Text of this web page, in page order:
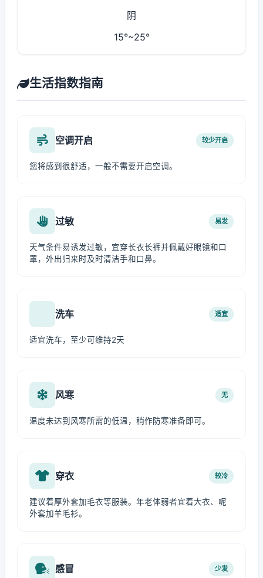
阴
15°~25°
生活指数指南
空调开启 较少开启
您将感到很舒适，一般不需要开启空调。
过敏 易发
天气条件易诱发过敏，宜穿长衣长裤并佩戴好眼镜和口
罩，外出归来时及时清洁手和口鼻。
洗车 适宜
适宜洗车，至少可维持2天
风寒 无
温度未达到风寒所需的低温，稍作防寒准备即可。
穿衣 较冷
建议着厚外套加毛衣等服装。年老体弱者宜着大衣、呢
外套加羊毛衫。
感冒 少发